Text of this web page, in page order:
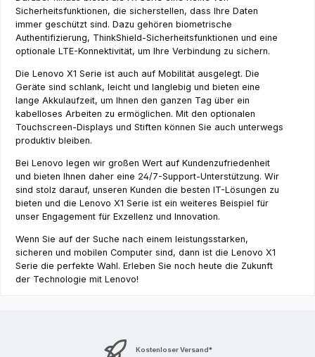
Sicherheitsfunktionen, die sicherstellen, dass Ihre Daten
immer geschützt sind. Dazu gehören biometrische
Authentifizierung, ThinkShield-Sicherheitsfunktionen und eine
optionale LTE-Konnektivität, um Ihre Verbindung zu sichern.
Die Lenovo X1 Serie ist auch auf Mobilität ausgelegt. Die
Geräte sind schlank, leicht und langlebig und bieten eine
lange Akkulaufzeit, um Ihnen den ganzen Tag über ein
kabelloses Arbeiten zu ermöglichen. Mit den optionalen
Touchscreen-Displays und Stiften können Sie auch unterwegs
produktiv bleiben.
Bei Lenovo legen wir großen Wert auf Kundenzufriedenheit
und bieten Ihnen daher eine 24/7-Support-Unterstützung. Wir
sind stolz darauf, unseren Kunden die besten IT-Lösungen zu
bieten und die Lenovo X1 Serie ist ein weiteres Beispiel für
unser Engagement für Exzellenz und Innovation.
Wenn Sie auf der Suche nach einem leistungsstarken,
sicheren und mobilen Computer sind, dann ist die Lenovo X1
Serie die perfekte Wahl. Erleben Sie noch heute die Zukunft
der Technologie mit Lenovo!
Kostenloser Versand*